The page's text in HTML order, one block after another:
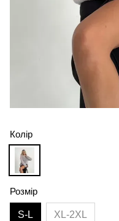
Колір
Розмір
S-L XL-2XL